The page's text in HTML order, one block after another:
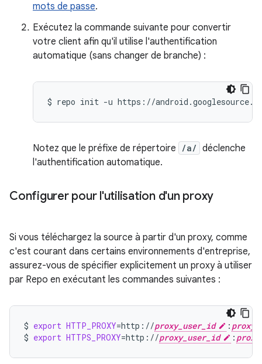
mots de passe.
Exécutez la commande suivante pour convertir
votre client afin qu'il utilise l'authentification
automatique (sans changer de branche) :
$ repo init -u
Notez que le préfixe de répertoire /a/ déclenche
l'authentification automatique.
Configurer pour l'utilisation d'un proxy
Si vous téléchargez la source à partir d'un proxy, comme
c'est courant dans certains environnements d'entreprise,
assurez-vous de spécifier explicitement un proxy à utiliser
par Repo en exécutant les commandes suivantes :
$ export HTTP_PROXY=http://proxy_user_id :
$ export HTTPS_PROXY=http://proxy_user_id :